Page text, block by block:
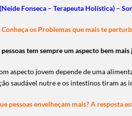
Fonseca – Terapeuta Holística) –
os Problemas que mais te
tem sempre um aspecto bem
aspecto jovem depende de uma
saudável nutre e os intestinos tiram as
pessoas envelheçam mais? A resposta